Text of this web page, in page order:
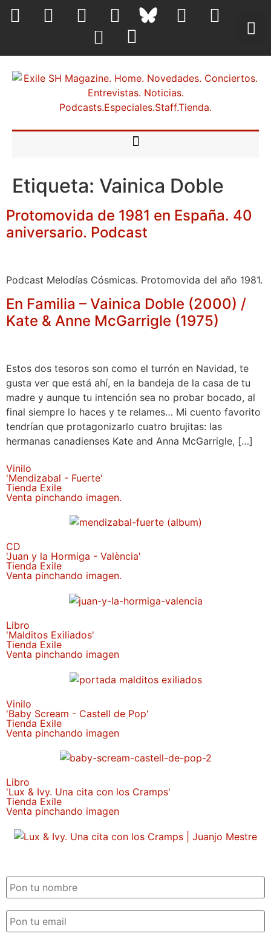
Etiqueta: Vainica Doble
Protomovida de 1981 en España. 40
aniversario. Podcast
Podcast Melodías Cósmicas. Protomovida del año 1981.
En Familia – Vainica Doble (2000) /
Kate & Anne McGarrigle (1975)
Estos dos tesoros son como el turrón en Navidad, te
gusta ver que está ahí, en la bandeja de la casa de tu
madre y aunque tu intención sea no probar bocado, al
final siempre lo haces y te relames… Mi cuento favorito
tendrían que protagonizarlo cuatro brujitas: las
hermanas canadienses Kate and Anna McGarrigle, […]
Vinilo
'Mendizabal - Fuerte'
Tienda Exile
Venta pinchando imagen.
CD
'Juan y la Hormiga - València'
Tienda Exile
Venta pinchando imagen.
Libro
'Malditos Exiliados'
Tienda Exile
Venta pinchando imagen
Vinilo
'Baby Scream - Castell de Pop'
Tienda Exile
Venta pinchando imagen
Libro
'Lux & Ivy. Una cita con los Cramps'
Tienda Exile
Venta pinchando imagen